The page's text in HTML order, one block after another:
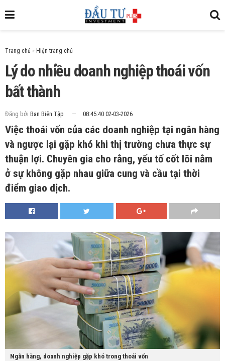
Trang chủ »
Lý do nhiều doanh nghiệp thoái vốn
bất thành
Đăng bởi Ban Biên Tập 08:45:40 02-03-2026
Việc thoái vốn của các doanh nghiệp tại ngân hàng
và ngược lại gặp khó khi thị trường chưa thực sự
thuận lợi. Chuyên gia cho rằng, yếu tố cốt lõi nằm
ở sự không gặp nhau giữa cung và cầu tại thời
điểm giao dịch.
Ngân hàng, doanh nghiệp gặp khó trong thoái vốn